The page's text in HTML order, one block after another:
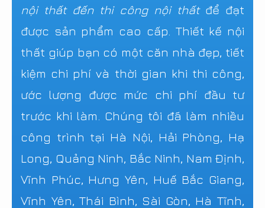
nội thất đến thi công nội thấtđể đạt
được sản phẩm cao cấp. Thiết kế nội
thất giúp bạn có một căn nhà đẹp, tiết
kiệm chi phí và thời gian khi thi công,
ước lượng được mức chi phí đầu tư
trước khi làm. Chúng tôi đã làm nhiều
công trình tại Hà Nội, Hải Phòng, Hạ
Long, Quảng Ninh, Bắc Ninh, Nam Định,
Vĩnh Phúc, Hưng Yên, Huế Bắc Giang,
Vĩnh Yên, Thái Bình, Sài Gòn, Hà Tĩnh,